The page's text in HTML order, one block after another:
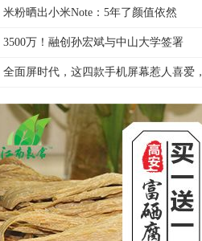
米粉晒出小米Note：5年了颜值依然
3500万！融创孙宏斌与中山大学签署
全面屏时代，这四款手机屏幕惹人喜爱，